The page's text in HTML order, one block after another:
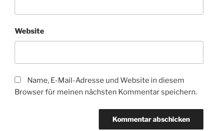
Website
Name, E-Mail-Adresse und Website in diesem
Browser für meinen nächsten Kommentar speichern.